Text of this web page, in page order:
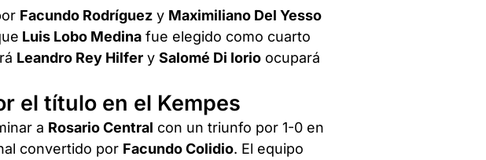
Facundo Rodríguez y Maximiliano Del Yesso
Luis Lobo Medina fue elegido como cuarto
Leandro Rey Hilfer ySalomé Di Iorio ocupará
el título en el Kempes
a Rosario Central con un triunfo por 1-0 en
convertido por Facundo Colidio. El equipo